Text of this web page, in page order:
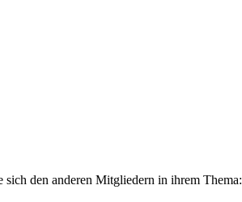
sich den anderen Mitgliedern in ihrem Thema: